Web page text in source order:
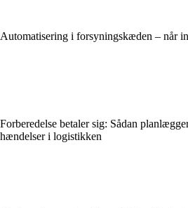
Automatisering i forsyningskæden – når
Forberedelse betaler sig: Sådan
hændelser i logistikken